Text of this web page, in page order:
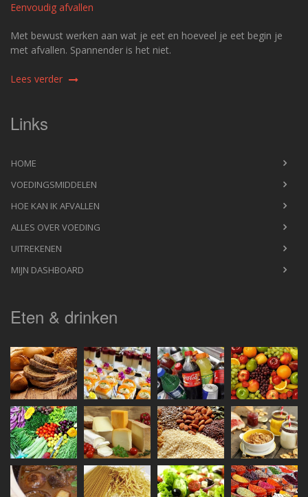
Eenvoudig afvallen
Met bewust werken aan wat je eet en hoeveel je eet begin je
met afvallen. Spannender is het niet.
Lees verder
Links
HOME
VOEDINGSMIDDELEN
HOE KAN IK AFVALLEN
ALLES OVER VOEDING
UITREKENEN
MIJN DASHBOARD
Eten & drinken